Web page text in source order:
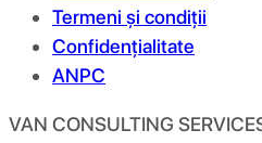
Termeni și condiții
Confidențialitate
ANPC
VAN CONSULTING